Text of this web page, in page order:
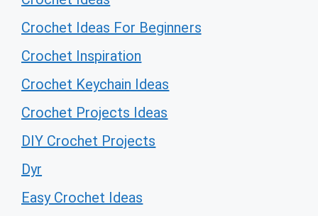
Crochet Ideas For Beginners
Crochet Inspiration
Crochet Keychain Ideas
Crochet Projects Ideas
DIY Crochet Projects
Dyr
Easy Crochet Ideas